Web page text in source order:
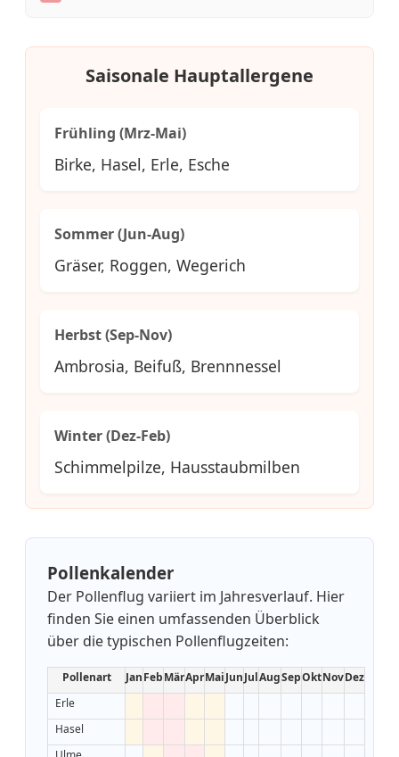
Saisonale Hauptallergene
Frühling (Mrz-Mai)
Birke, Hasel, Erle, Esche
Sommer (Jun-Aug)
Gräser, Roggen, Wegerich
Herbst (Sep-Nov)
Ambrosia, Beifuß, Brennnessel
Winter (Dez-Feb)
Schimmelpilze, Hausstaubmilben
Pollenkalender
Der Pollenflug variiert im Jahresverlauf. Hier
finden Sie einen umfassenden Überblick
über die typischen Pollenflugzeiten:
Pollenart JanFebMärAprMaiJunJulAugSepOktNovDez
Erle
Hasel